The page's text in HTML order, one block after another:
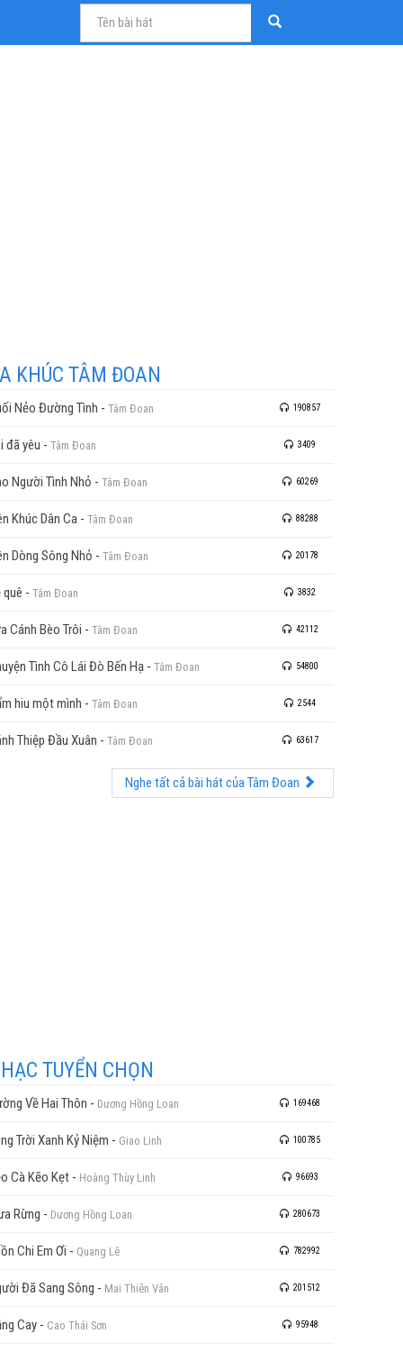
KHÚC TÂM ĐOAN
Nẻo Đường Tình - Tâm Đoan 190857
đã yêu - Tâm Đoan 3409
Người Tình Nhỏ - Tâm Đoan 60269
Khúc Dân Ca - Tâm Đoan 88288
Dòng Sông Nhỏ - Tâm Đoan 20178
quê - Tâm Đoan 3832
Cánh Bèo Trôi - Tâm Đoan 42112
Tình Cô Lái Đò Bến Hạ - Tâm Đoan 54800
hiu một mình - Tâm Đoan 2544
Thiệp Đầu Xuân - Tâm Đoan 63617
Nghe tất cả bài hát của Tâm Đoan
TUYỂN CHỌN
Về Hai Thôn - Dương Hồng Loan 169468
Trời Xanh Kỷ Niệm - Giao Linh 100785
Cà Kẽo Kẹt - Hoàng Thùy Linh 96693
Rừng - Dương Hồng Loan 280673
Chi Em Ơi - Quang Lê 782992
Đã Sang Sông - Mai Thiên Vân 201512
Cay - Cao Thái Sơn 95948